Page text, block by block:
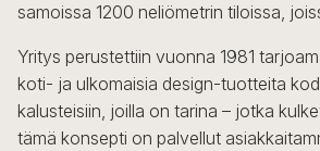
samoissa 1200 neliömetrin tiloissa,
Yritys perustettiin vuonna 1981
koti- ja ulkomaisia design-tuotteita
kalusteisiin, joilla on tarina – jotka
tämä konsepti on palvellut